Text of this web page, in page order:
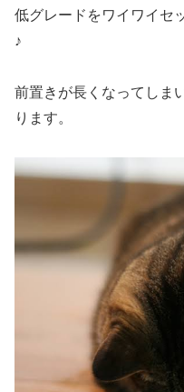
低グレードをワイワイセ
♪
前置きが長くなってしま
ります。